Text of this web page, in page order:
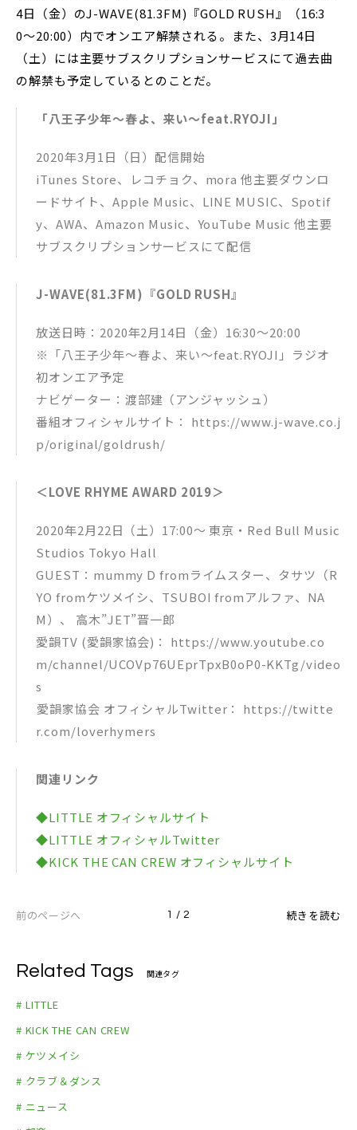
4日（金）のJ-WAVE(81.3FM)『GOLD RUSH』（16:3
0〜20:00）内でオンエア解禁される。また、3月14日
（土）には主要サブスクリプションサービスにて過去曲
の解禁も予定しているとのことだ。
「八王子少年〜春よ、来い〜feat.RYOJI」
2020年3月1日（日）配信開始
iTunes Store、レコチョク、mora 他主要ダウンロ
ードサイト、Apple Music、LINE MUSIC、Spotif
y、AWA、Amazon Music、YouTube Music 他主要
サブスクリプションサービスにて配信
J-WAVE(81.3FM)『GOLD RUSH』
放送日時：2020年2月14日（金）16:30〜20:00
※「八王子少年〜春よ、来い〜feat.RYOJI」ラジオ
初オンエア予定
ナビゲーター：渡部建（アンジャッシュ）
番組オフィシャルサイト： https://www.j-wave.co.j
p/original/goldrush/
＜LOVE RHYME AWARD 2019＞
2020年2月22日（土）17:00～ 東京・Red Bull Music
Studios Tokyo Hall
GUEST：mummy D fromライムスター、タサツ（R
YO fromケツメイシ、TSUBOI fromアルファ、NA
M）、 高木”JET”晋一郎
️愛韻TV (愛韻家協会)： https://www.youtube.co
m/channel/UCOVp76UEprTpxB0oP0-KKTg/video
s
️愛韻家協会 オフィシャルTwitter： https://twitte
r.com/loverhymers
関連リンク
◆LITTLE オフィシャルサイト
◆LITTLE オフィシャルTwitter
◆KICK THE CAN CREW オフィシャルサイト
前のページへ 1 / 2 続きを読む
Related Tags 関連タグ
# LITTLE
# KICK THE CAN CREW
# ケツメイシ
# クラブ＆ダンス
# ニュース